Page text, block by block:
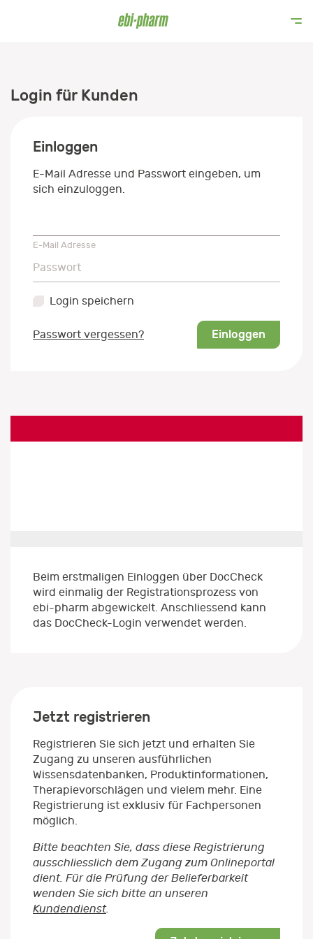
Login für Kunden
Einloggen
E-Mail Adresse und Passwort eingeben, um
sich einzuloggen.
E-Mail Adresse
Passwort
Passwort
Login speichern
Passwort vergessen? Einloggen
Beim erstmaligen Einloggen über DocCheck
wird einmalig der Registrationsprozess von
ebi-pharm abgewickelt. Anschliessend kann
das DocCheck-Login verwendet werden.
Jetzt registrieren
Registrieren Sie sich jetzt und erhalten Sie
Zugang zu unseren ausführlichen
Wissensdatenbanken, Produktinformationen,
Therapievorschlägen und vielem mehr. Eine
Registrierung ist exklusiv für Fachpersonen
möglich.
Bitte beachten Sie, dass diese Registrierung
ausschliesslich dem Zugang zum Onlineportal
dient. Für die Prüfung der Belieferbarkeit
wenden Sie sich bitte an unseren
Kundendienst.